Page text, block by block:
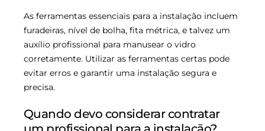
As ferramentas essenciais para a instalação incluem
furadeiras, nível de bolha, fita métrica, e talvez um
auxílio profissional para manusear o vidro
corretamente. Utilizar as ferramentas certas pode
evitar erros e garantir uma instalação segura e
precisa.
Quando devo considerar contratar